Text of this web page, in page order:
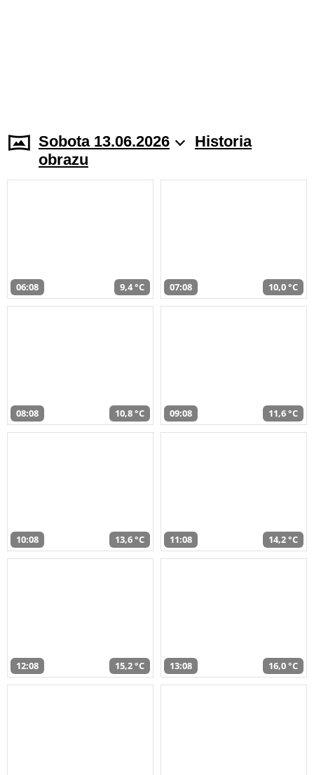
Sobota 13.06.2026
Historia
obrazu
06:08 9,4 °C 07:08 10,0 °C
08:08 10,8 °C 09:08 11,6 °C
10:08 13,6 °C 11:08 14,2 °C
12:08 15,2 °C 13:08 16,0 °C